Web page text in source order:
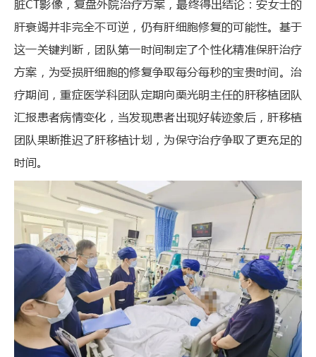
脏CT影像，复盘外院治疗方案，最终得出结论：安女士的
肝衰竭并非完全不可逆，仍有肝细胞修复的可能性。基于
这一关键判断，团队第一时间制定了个性化精准保肝治疗
方案，为受损肝细胞的修复争取每分每秒的宝贵时间。治
疗期间，重症医学科团队定期向栗光明主任的肝移植团队
汇报患者病情变化，当发现患者出现好转迹象后，肝移植
团队果断推迟了肝移植计划，为保守治疗争取了更充足的
时间。